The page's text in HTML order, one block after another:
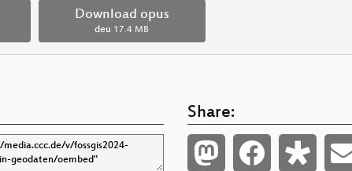
Download opus
deu 17.4 MB
Share: